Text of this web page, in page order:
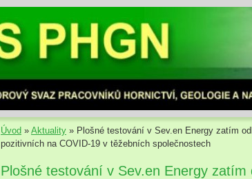
Úvod » Aktuality » Plošné testování v Sev.en Energy zatím
pozitivních na COVID-19 v těžebních společnostech
Plošné testování v Sev.en Energy zatím